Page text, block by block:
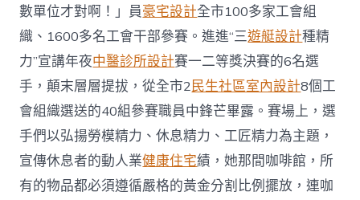
數單位才對啊！」員豪宅設計全市100多家工會組
織、1600多名工會干部參賽。進進“三遊艇設計種精
力”宣講年夜中醫診所設計賽一二等獎決賽的6名選
手，顛末層層提拔，從全市2民生社區室內設計8個工
會組織選送的40組參賽職員中鋒芒畢露。賽場上，選
手們以弘揚勞模精力、休息精力、工匠精力為主題，
宣傳休息者的動人業健康住宅績，她那間咖啡館，所
有的物品都必須遵循嚴格的黃金分割比例擺放，連咖